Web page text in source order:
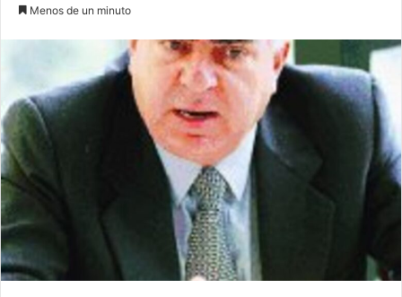
Menos de un minuto